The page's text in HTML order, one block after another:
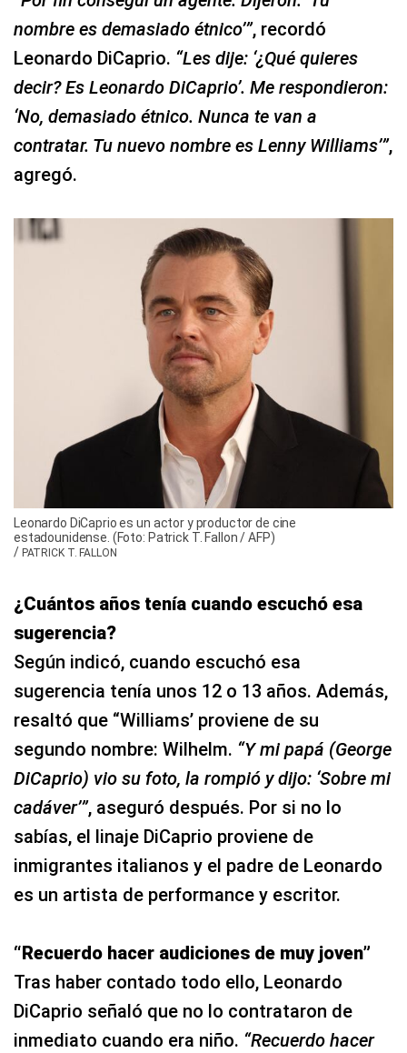
nombre es demasiado étnico’”, recordó
Leonardo DiCaprio. “Les dije: ‘¿Qué quieres
decir? Es Leonardo DiCaprio’. Me respondieron:
‘No, demasiado étnico. Nunca te van a
contratar. Tu nuevo nombre es Lenny Williams’”,
agregó.
Leonardo DiCaprio es un actor y productor de cine
estadounidense. (Foto: Patrick T. Fallon / AFP)
/ PATRICK T. FALLON
¿Cuántos años tenía cuando escuchó esa
sugerencia?
Según indicó, cuando escuchó esa
sugerencia tenía unos 12 o 13 años. Además,
resaltó que “Williams’ proviene de su
segundo nombre: Wilhelm. “Y mi papá (George
DiCaprio) vio su foto, la rompió y dijo: ‘Sobre mi
cadáver’”, aseguró después. Por si no lo
sabías, el linaje DiCaprio proviene de
inmigrantes italianos y el padre de Leonardo
es un artista de performance y escritor.
“Recuerdo hacer audiciones de muy joven”
Tras haber contado todo ello, Leonardo
DiCaprio señaló que no lo contrataron de
inmediato cuando era niño. “Recuerdo hacer